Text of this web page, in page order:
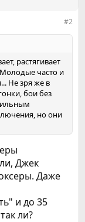
#2
растягивает
часто и
Не зря же в
бои без
но они
Джек
Даже
и до 35
ли?